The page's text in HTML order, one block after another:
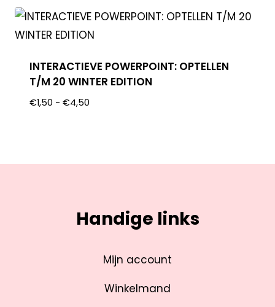
INTERACTIEVE POWERPOINT: OPTELLEN
T/M 20 WINTER EDITION
€1,50 - €4,50
Handige links
Mijn account
Winkelmand